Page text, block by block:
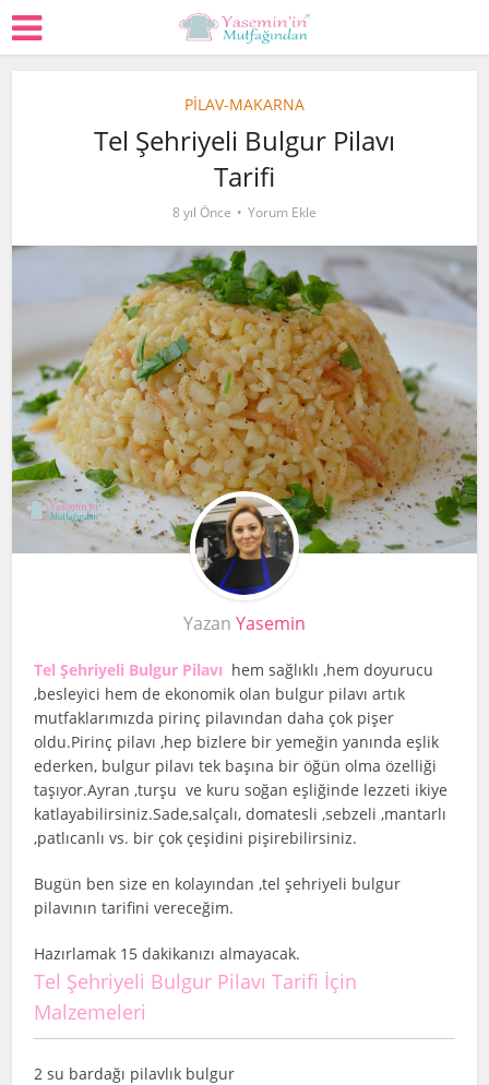
PİLAV-MAKARNA
Tel Şehriyeli Bulgur Pilavı
Tarifi
8 yıl Önce Yorum Ekle
Yazan Yasemin
Tel Şehriyeli Bulgur Pilavı hem sağlıklı ,hem doyurucu
,besleyici hem de ekonomik olan bulgur pilavı artık
mutfaklarımızda pirinç pilavından daha çok pişer
oldu.Pirinç pilavı ,hep bizlere bir yemeğin yanında eşlik
ederken, bulgur pilavı tek başına bir öğün olma özelliği
taşıyor.Ayran ,turşu ve kuru soğan eşliğinde lezzeti ikiye
katlayabilirsiniz.Sade,salçalı, domatesli ,sebzeli ,mantarlı
,patlıcanlı vs. bir çok çeşidini pişirebilirsiniz.
Bugün ben size en kolayından ,tel şehriyeli bulgur
pilavının tarifini vereceğim.
Hazırlamak 15 dakikanızı almayacak.
Tel Şehriyeli Bulgur Pilavı Tarifi İçin
Malzemeleri
2 su bardağı pilavlık bulgur